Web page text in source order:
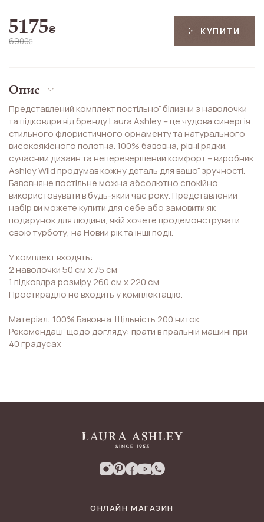
5175₴
6900₴
КУПИТИ
Опис
Представлений комплект постільної білизни з наволочки
та підковдри від бренду Laura Ashley – це чудова синергія
стильного флористичного орнаменту та натурального
високоякісного полотна. 100% бавовна, рівні рядки,
сучасний дизайн та неперевершений комфорт – виробник
Ashley Wild продумав кожну деталь для вашої зручності.
Бавовняне постільне можна абсолютно спокійно
використовувати в будь-який час року. Представлений
набір ви можете купити для себе або замовити як
подарунок для людини, якій хочете продемонструвати
свою турботу, на Новий рік та інші події.
У комплект входять:
2 наволочки 50 см х 75 см
1 підковдра розміру 260 см х 220 см
Простирадло не входить у комплектацію.
Матеріал: 100% Бавовна. Щільність 200 ниток
Рекомендації щодо догляду: прати в пральній машині при
40 градусах
ОНЛАЙН МАГАЗИН